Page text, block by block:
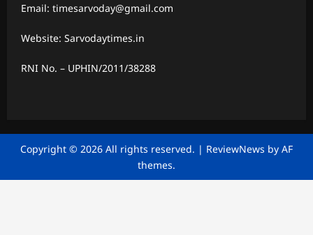
Email: timesarvoday@gmail.com
Website: Sarvodaytimes.in
RNI No. – UPHIN/2011/38288
Copyright © 2026 All rights reserved. | ReviewNews by AF
themes.